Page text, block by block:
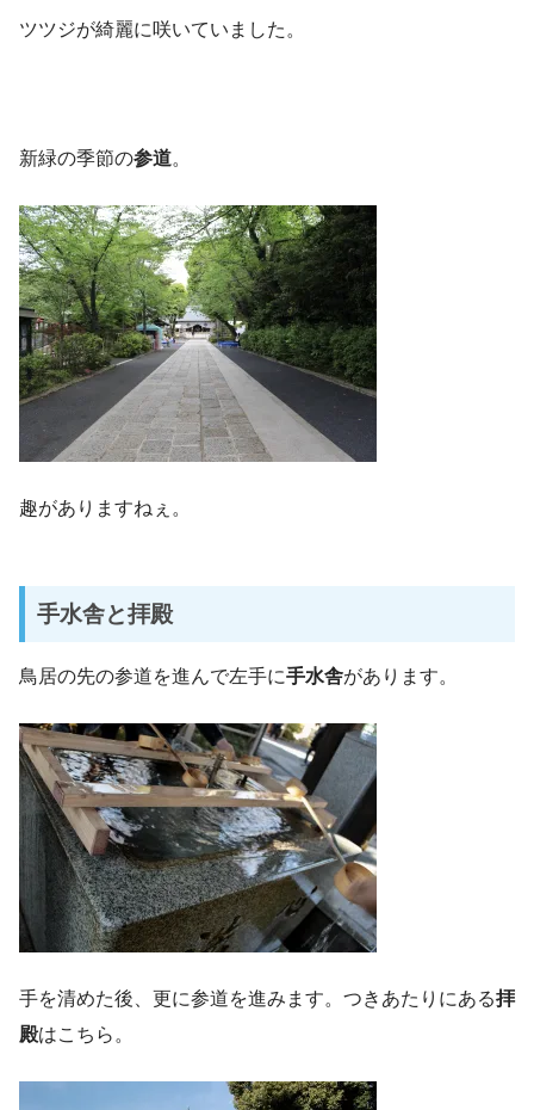
ツツジが綺麗に咲いていました。
新緑の季節の参道。
趣がありますねぇ。
手水舎と拝殿
鳥居の先の参道を進んで左手に手水舎があります。
手を清めた後、更に参道を進みます。つきあたりにある拝
殿はこちら。